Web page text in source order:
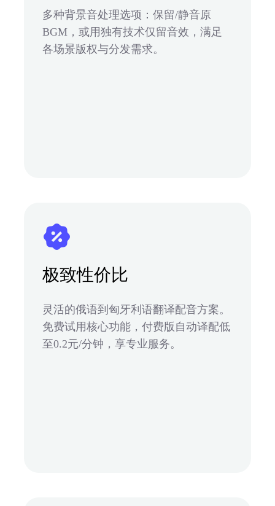
多种背景音处理选项：保留/静音原
BGM，或用独有技术仅留音效，满足
各场景版权与分发需求。
极致性价比
灵活的俄语到匈牙利语翻译配音方案。
免费试用核心功能，付费版自动译配低
至0.2元/分钟，享专业服务。